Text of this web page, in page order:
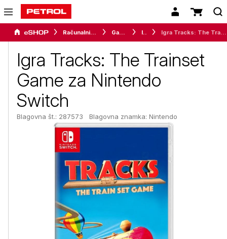
Računalništvo Gaming Igre
Igra Tracks: The Trainset
Game za Nintendo
Switch
Blagovna št.: 287573 Blagovna znamka: Nintendo